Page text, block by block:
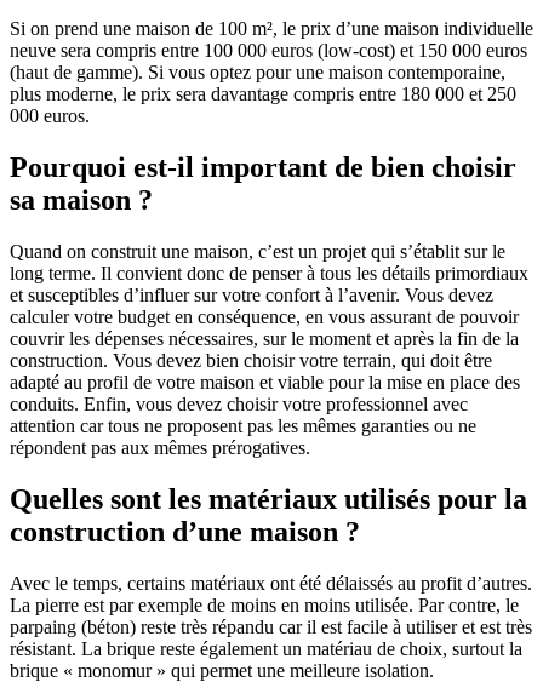
Si on prend une maison de 100 m², le prix d’une maison individuelle
neuve sera compris entre 100 000 euros (low-cost) et 150 000 euros
(haut de gamme). Si vous optez pour une maison contemporaine,
plus moderne, le prix sera davantage compris entre 180 000 et 250
000 euros.
Pourquoi est-il important de bien choisir
sa maison ?
Quand on construit une maison, c’est un projet qui s’établit sur le
long terme. Il convient donc de penser à tous les détails primordiaux
et susceptibles d’influer sur votre confort à l’avenir. Vous devez
calculer votre budget en conséquence, en vous assurant de pouvoir
couvrir les dépenses nécessaires, sur le moment et après la fin de la
construction. Vous devez bien choisir votre terrain, qui doit être
adapté au profil de votre maison et viable pour la mise en place des
conduits. Enfin, vous devez choisir votre professionnel avec
attention car tous ne proposent pas les mêmes garanties ou ne
répondent pas aux mêmes prérogatives.
Quelles sont les matériaux utilisés pour la
construction d’une maison ?
Avec le temps, certains matériaux ont été délaissés au profit d’autres.
La pierre est par exemple de moins en moins utilisée. Par contre, le
parpaing (béton) reste très répandu car il est facile à utiliser et est très
résistant. La brique reste également un matériau de choix, surtout la
brique « monomur » qui permet une meilleure isolation.